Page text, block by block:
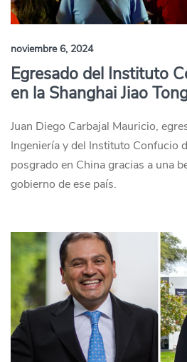
noviembre 6, 2024
Egresado del Instituto
en la Shanghai Jiao
Juan Diego Carbajal Mauricio,
Ingeniería y del Instituto Confucio
posgrado en China gracias a una
gobierno de ese país.